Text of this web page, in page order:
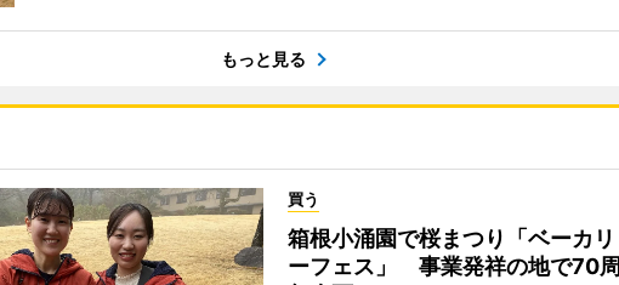
もっと見る
買う
箱根小涌園で桜まつり「ベーカリ
ーフェス」 事業発祥の地で70周